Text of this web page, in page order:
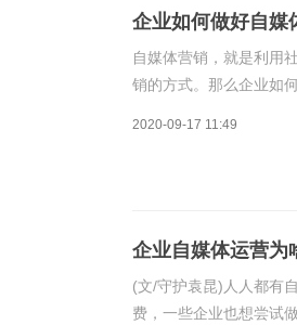
企业如何做好自媒
自媒体营销，就是利用
销的方式。那么企业如
很少有专业的自媒体大
2020-09-17 11:49
企业自媒体运营为
(文/守护袁昆)人人都有
费，一些企业也想尝试